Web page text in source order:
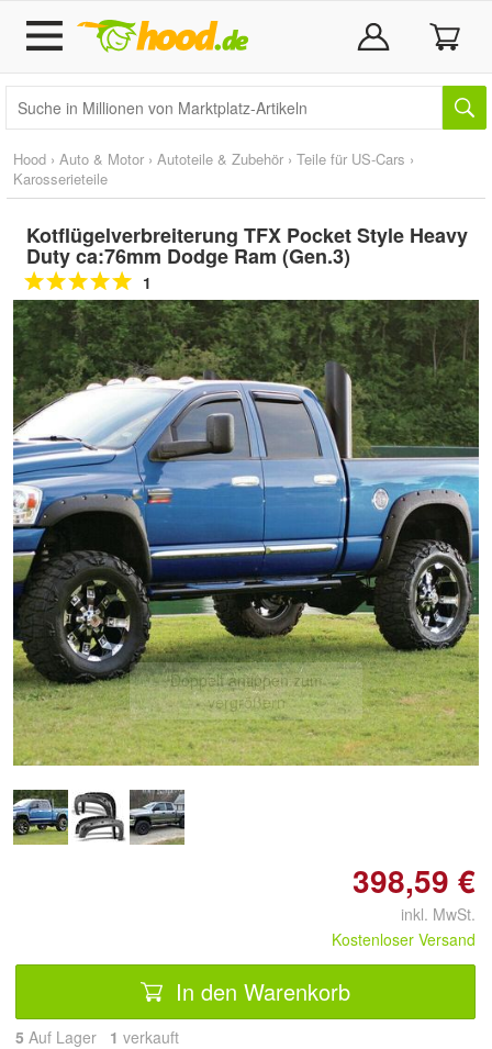
Hood › Auto & Motor › Autoteile & Zubehör › Teile für US-Cars ›
Karosserieteile
Kotflügelverbreiterung TFX Pocket Style Heavy
Duty ca:76mm Dodge Ram (Gen.3)
1
Doppelt antippen zum
vergrößern
398,59 €
inkl. MwSt.
Kostenloser Versand
In den Warenkorb
5 Auf Lager 1 verkauft